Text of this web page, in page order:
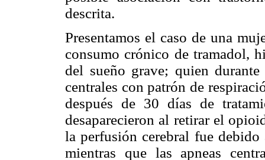
descrita.
Presentamos el caso de una
consumo crónico de tramadol,
del sueño grave; quien
centrales con patrón de
después de 30 días de
desaparecieron al retirar el
la perfusión cerebral fue debido
mientras que las apneas